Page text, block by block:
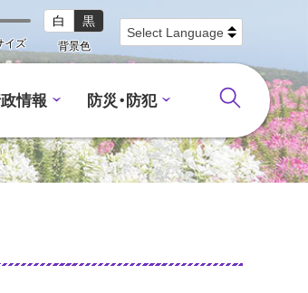
イズ
背景色
白 黒
情報 防災・防犯